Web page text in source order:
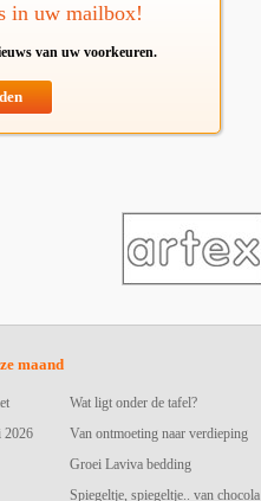
in uw mailbox!
van uw voorkeuren.
maand
2026
Wat ligt onder de tafel?
Van ontmoeting naar verdieping
Groei Laviva bedding
Spiegeltje, spiegeltje.. van chocola